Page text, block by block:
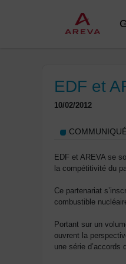
EDF et
10/02/2012
EDF et AREVA se
la compétitivité du
Ce partenariat
combustible
Portant sur un
ouvrent la
une série d’accords